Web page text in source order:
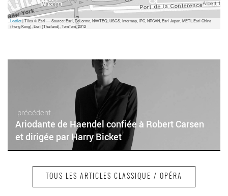
Leaflet| Tiles © Esri — Source: Esri, DeLorme, NAVTEQ, USGS, Intermap, iPC, NRCAN, Esri Japan, METI, Esri China
(Hong Kong), Esri (Thailand), TomTom, 2012
précédent
Ariodante de Haendel confiée à Robert Carsen
et dirigée par Harry Bicket
TOUS LES ARTICLES CLASSIQUE / OPÉRA